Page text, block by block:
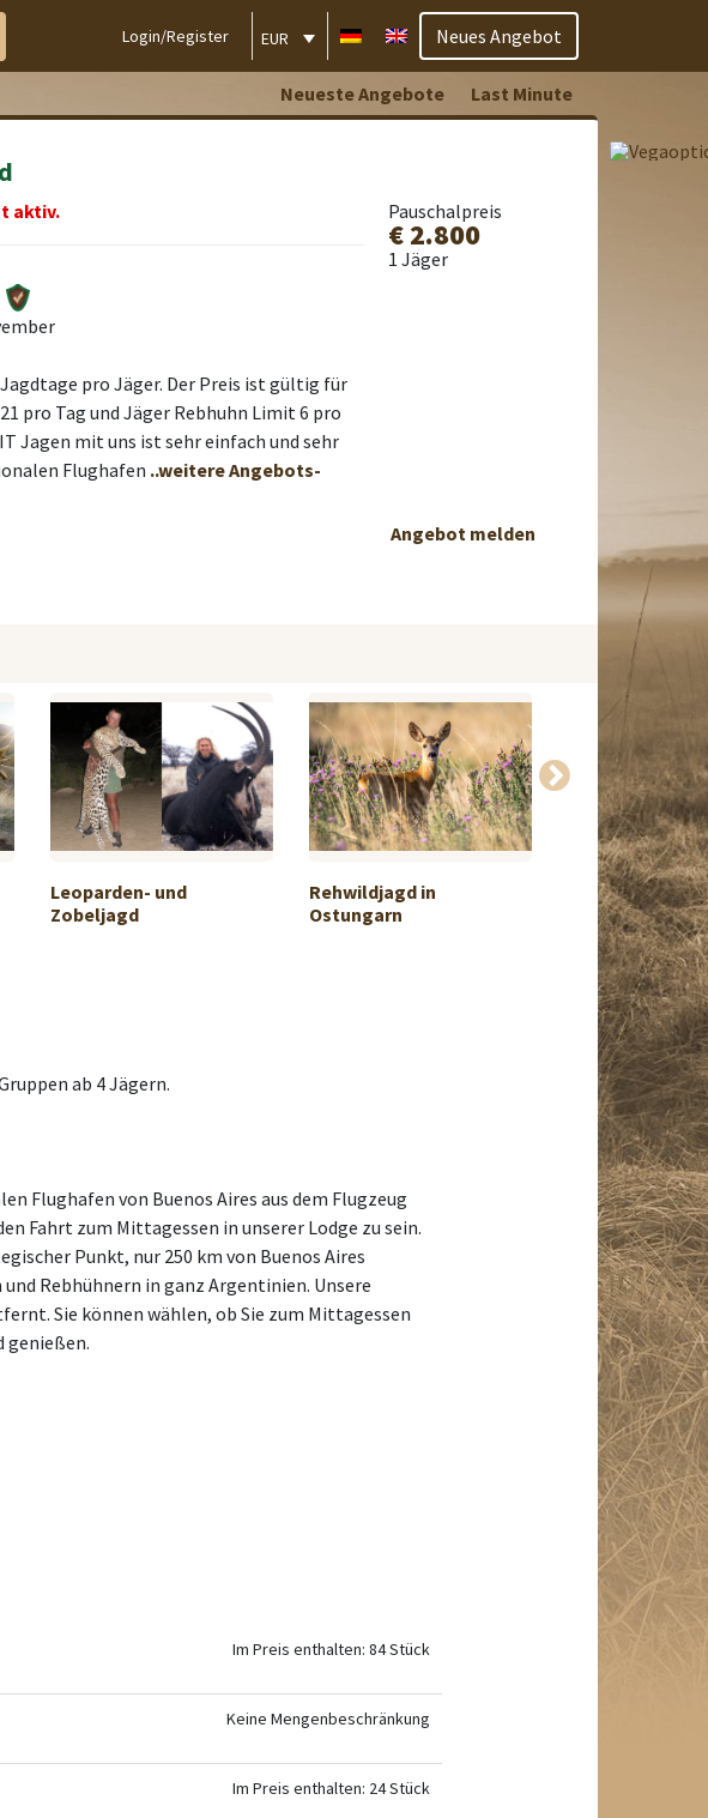
Login/Register EUR Neues Angebot
Neueste Angebote Last Minute
aktiv.
pro Jäger. Der Preis ist gültig für
pro Tag und Jäger Rebhuhn Limit 6 pro
Jagen mit uns ist sehr einfach und sehr
Flughafen ..weitere Angebots-
Pauschalpreis
€ 2.800
1 Jäger
Angebot melden
Leoparden- und
Zobeljagd
Rehwildjagd in
Ostungarn
Wollen Sie wie
Argentini...
ab 4 Jägern.
Flughafen von Buenos Aires aus dem Flugzeug
Fahrt zum Mittagessen in unserer Lodge zu sein.
Punkt, nur 250 km von Buenos Aires
Rebhühnern in ganz Argentinien. Unsere
Sie können wählen, ob Sie zum Mittagessen
genießen.
Im Preis enthalten: 84 Stück
Keine Mengenbeschränkung
Im Preis enthalten: 24 Stück